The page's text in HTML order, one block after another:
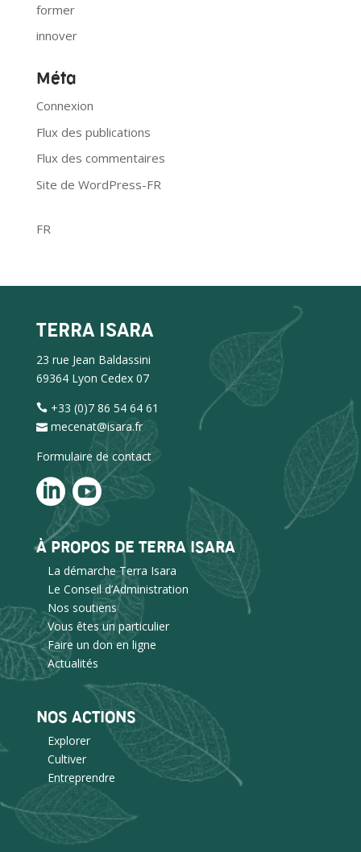
former
innover
Méta
Connexion
Flux des publications
Flux des commentaires
Site de WordPress-FR
FR
TERRA ISARA
23 rue Jean Baldassini
69364 Lyon Cedex 07
+33 (0)7 86 54 64 61
mecenat@isara.fr
Formulaire de contact
À PROPOS DE TERRA ISARA
La démarche Terra Isara
Le Conseil d’Administration
Nos soutiens
Vous êtes un particulier
Faire un don en ligne
Actualités
NOS ACTIONS
Explorer
Cultiver
Entreprendre